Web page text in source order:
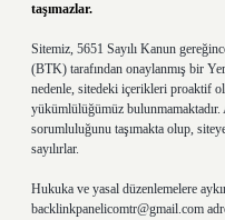
taşımazlar.
Sitemiz, 5651 Sayılı Kanun
(BTK) tarafından onaylanmış bir
nedenle, sitedeki içerikleri proaktif
yükümlülüğümüz
sorumluluğunu taşımakta olup,
sayılırlar.
Hukuka ve yasal düzenlemelere
backlinkpanelicomtr@gmail.com